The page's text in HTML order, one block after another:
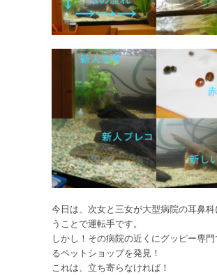
今日は、次女と三女が大型病院の耳鼻
うことで運転手です。
しかし！その病院の近くにグッピー専
るペットショップを発見！
これは、立ち寄らなければ！